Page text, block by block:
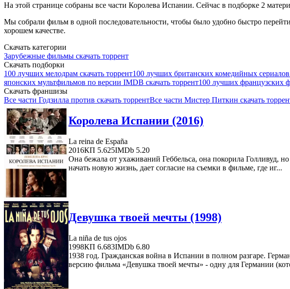
На этой странице собраны все части Королева Испании. Сейчас в подборке 2
Мы собрали фильм в одной последовательности, чтобы было удобно быстро
хорошем качестве.
Скачать категории
Зарубежные фильмы скачать торрент
Скачать подборки
100 лучших мелодрам скачать торрент100 лучших британских комедийных сериалов
японских мультфильмов по версии IMDB скачать торрент100 лучших французских
Скачать франшизы
Все части Годзилла против скачать торрентВсе части Мистер Питкин скачать
Королева Испании (2016)
La reina de España
2016КП 5.625IMDb 5.20
Она бежала от ухаживаний Геббельса, она покорила Голливуд,
начать новую жизнь, дает согласие на съемки в фильме, где иг...
Девушка твоей мечты (1998)
La niña de tus ojos
1998КП 6.683IMDb 6.80
1938 год. Гражданская война в Испании в полном разгаре.
версию фильма «Девушка твоей мечты» - одну для Германии